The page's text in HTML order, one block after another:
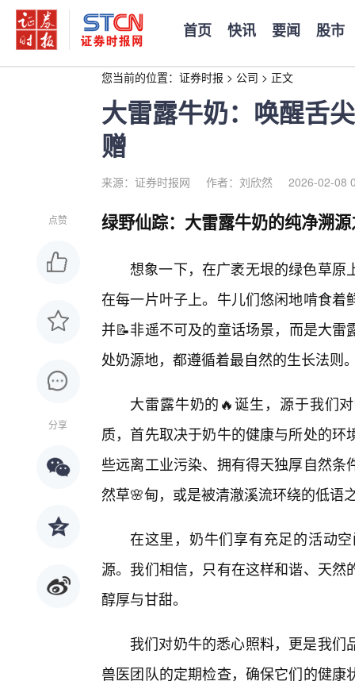
首页 快讯 要闻 股市
您当前的位置： 证券时报 > 公司 > 正文
大雷露牛奶：唤醒舌
赠
来源：证券时报网 作者：刘欣然 2026-02-08
点赞
分享
绿野仙踪：大雷露牛奶的纯净溯
想象一下，在广袤无垠的绿色草原
在每一片叶子上。牛儿们悠闲地啃食
并📝非遥不可及的童话场景，而是大
处奶源地，都遵循着最自然的生长法则
大雷露牛奶的🔥诞生，源于我们
质，首先取决于奶牛的健康与所处的
些远离工业污染、拥有得天独厚自然
然草🌸甸，或是被清澈溪流环绕的低语
在这里，奶牛们享有充足的活动
源。我们相信，只有在这样和谐、天
醇厚与甘甜。
我们对奶牛的悉心照料，更是我
兽医团队的定期检查，确保它们的健